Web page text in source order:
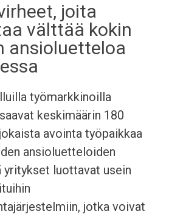
joita
välttää kokin
ansioluetteloa
työmarkkinoilla
keskimäärin 180
avointa työpaikkaa
ansioluetteloiden
yritykset luottavat usein
jotka voivat